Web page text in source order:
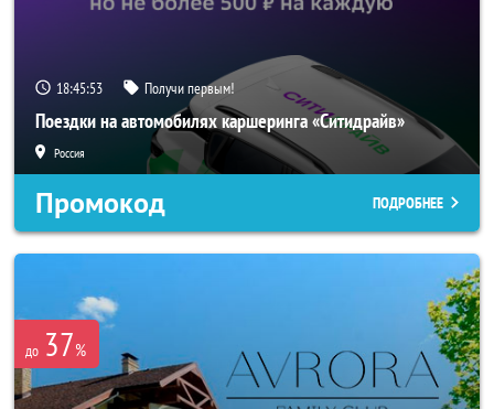
18:45:52 Получи первым!
Поездки на автомобилях каршеринга «Ситидрайв»
Россия
Промокод ПОДРОБНЕЕ
до 37%